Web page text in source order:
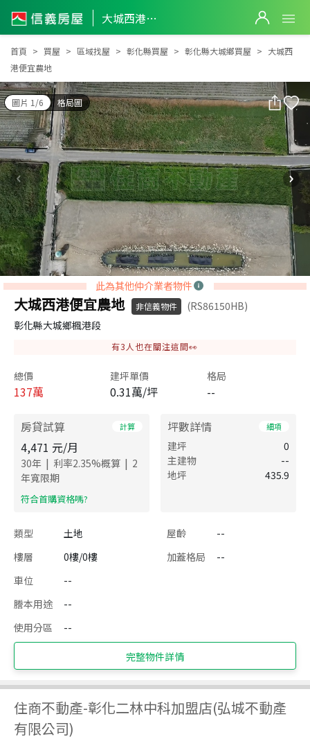
大城西港便宜農地
大城西港便宜農地
首頁 買屋 區域找屋 彰化縣買屋 彰化縣大城鄉買屋
大城西
港便宜農地
圖片 1/6 格局圖
此為其他仲介業者物件
大城西港便宜農地 非信義物件
(RS86150HB)
彰化縣大城鄉楓港段
有3 人也在關注這間👀
總價
137萬
建坪單價
0.31萬/坪
格局
--
房貸試算 計算
4,471 元/月
30年 | 利率2.35%概算 | 2
年寬限期
​符合首購資格嗎?
坪數詳情 細項
建坪
0
主建物
--
地坪
435.9
類型 土地 屋齡
--
樓層
0樓/0樓 加蓋格局
--
車位
--
謄本用途
--
使用分區
--
完整物件詳情
住商不動產-彰化二林中科加盟店(弘城不動產
有限公司)